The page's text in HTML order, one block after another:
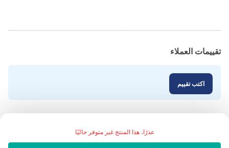
عذرًا، هذا المنتج غير متوفر حاليًا
تقييمات العملاء
اكتب تقييم